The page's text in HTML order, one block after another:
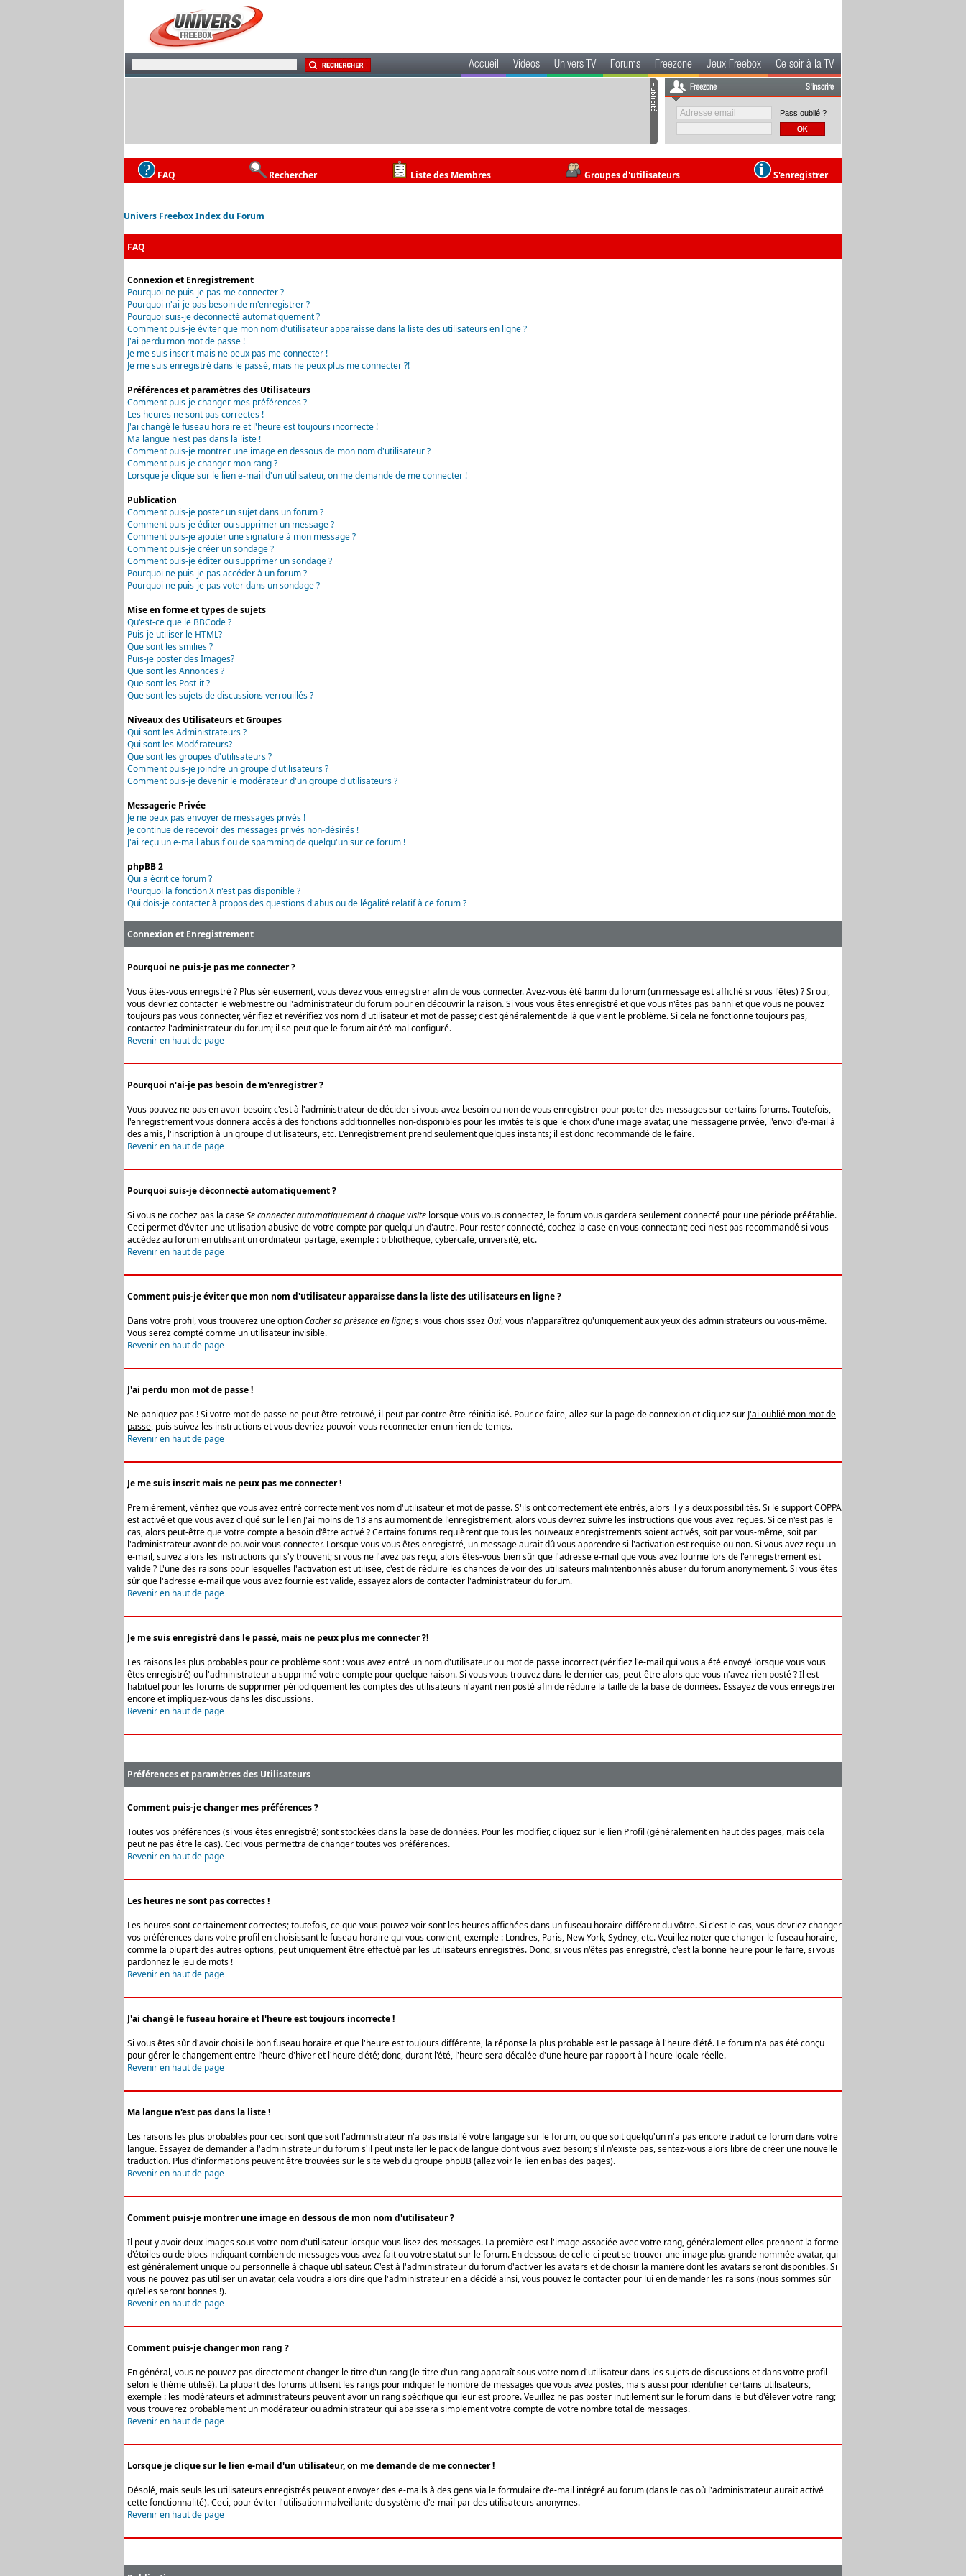
Accueil Videos Univers TV Forums Freezone Jeux Freebox Ce soir à la TV
Freezone S'inscrire
Pass oublié ?
FAQ Rechercher Liste des Membres Groupes d'utilisateurs S'enregistrer
Univers Freebox Index du Forum
FAQ
Connexion et Enregistrement
Pourquoi ne puis-je pas me connecter ?
Pourquoi n'ai-je pas besoin de m'enregistrer ?
Pourquoi suis-je déconnecté automatiquement ?
Comment puis-je éviter que mon nom d'utilisateur apparaisse dans la liste des utilisateurs en ligne ?
J'ai perdu mon mot de passe !
Je me suis inscrit mais ne peux pas me connecter !
Je me suis enregistré dans le passé, mais ne peux plus me connecter ?!
Préférences et paramètres des Utilisateurs
Comment puis-je changer mes préférences ?
Les heures ne sont pas correctes !
J'ai changé le fuseau horaire et l'heure est toujours incorrecte !
Ma langue n'est pas dans la liste !
Comment puis-je montrer une image en dessous de mon nom d'utilisateur ?
Comment puis-je changer mon rang ?
Lorsque je clique sur le lien e-mail d'un utilisateur, on me demande de me connecter !
Publication
Comment puis-je poster un sujet dans un forum ?
Comment puis-je éditer ou supprimer un message ?
Comment puis-je ajouter une signature à mon message ?
Comment puis-je créer un sondage ?
Comment puis-je éditer ou supprimer un sondage ?
Pourquoi ne puis-je pas accéder à un forum ?
Pourquoi ne puis-je pas voter dans un sondage ?
Mise en forme et types de sujets
Qu'est-ce que le BBCode ?
Puis-je utiliser le HTML?
Que sont les smilies ?
Puis-je poster des Images?
Que sont les Annonces ?
Que sont les Post-it ?
Que sont les sujets de discussions verrouillés ?
Niveaux des Utilisateurs et Groupes
Qui sont les Administrateurs ?
Qui sont les Modérateurs?
Que sont les groupes d'utilisateurs ?
Comment puis-je joindre un groupe d'utilisateurs ?
Comment puis-je devenir le modérateur d'un groupe d'utilisateurs ?
Messagerie Privée
Je ne peux pas envoyer de messages privés !
Je continue de recevoir des messages privés non-désirés !
J'ai reçu un e-mail abusif ou de spamming de quelqu'un sur ce forum !
phpBB 2
Qui a écrit ce forum ?
Pourquoi la fonction X n'est pas disponible ?
Qui dois-je contacter à propos des questions d'abus ou de légalité relatif à ce forum ?
Connexion et Enregistrement
Pourquoi ne puis-je pas me connecter ?
Vous êtes-vous enregistré ? Plus sérieusement, vous devez vous enregistrer afin de vous connecter. Avez-vous été banni du forum (un message est affiché si vous l'êtes) ? Si oui,
vous devriez contacter le webmestre ou l'administrateur du forum pour en découvrir la raison. Si vous vous êtes enregistré et que vous n'êtes pas banni et que vous ne pouvez
toujours pas vous connecter, vérifiez et revérifiez vos nom d'utilisateur et mot de passe; c'est généralement de là que vient le problème. Si cela ne fonctionne toujours pas,
contactez l'administrateur du forum; il se peut que le forum ait été mal configuré.
Revenir en haut de page
Pourquoi n'ai-je pas besoin de m'enregistrer ?
Vous pouvez ne pas en avoir besoin; c'est à l'administrateur de décider si vous avez besoin ou non de vous enregistrer pour poster des messages sur certains forums. Toutefois,
l'enregistrement vous donnera accès à des fonctions additionnelles non-disponibles pour les invités tels que le choix d'une image avatar, une messagerie privée, l'envoi d'e-mail à
des amis, l'inscription à un groupe d'utilisateurs, etc. L'enregistrement prend seulement quelques instants; il est donc recommandé de le faire.
Revenir en haut de page
Pourquoi suis-je déconnecté automatiquement ?
Si vous ne cochez pas la caseSe connecter automatiquement à chaque visite lorsque vous vous connectez, le forum vous gardera seulement connecté pour une période préétablie.
Ceci permet d'éviter une utilisation abusive de votre compte par quelqu'un d'autre. Pour rester connecté, cochez la case en vous connectant; ceci n'est pas recommandé si vous
accédez au forum en utilisant un ordinateur partagé, exemple : bibliothèque, cybercafé, université, etc.
Revenir en haut de page
Comment puis-je éviter que mon nom d'utilisateur apparaisse dans la liste des utilisateurs en ligne ?
Dans votre profil, vous trouverez une optionCacher sa présence en ligne; si vous choisissezOui, vous n'apparaîtrez qu'uniquement aux yeux des administrateurs ou vous-même.
Vous serez compté comme un utilisateur invisible.
Revenir en haut de page
J'ai perdu mon mot de passe !
Ne paniquez pas ! Si votre mot de passe ne peut être retrouvé, il peut par contre être réinitialisé. Pour ce faire, allez sur la page de connexion et cliquez sur J'ai oublié mon mot de
passe, puis suivez les instructions et vous devriez pouvoir vous reconnecter en un rien de temps.
Revenir en haut de page
Je me suis inscrit mais ne peux pas me connecter !
Premièrement, vérifiez que vous avez entré correctement vos nom d'utilisateur et mot de passe. S'ils ont correctement été entrés, alors il y a deux possibilités. Si le support COPPA
est activé et que vous avez cliqué sur le lien J'ai moins de 13 ansau moment de l'enregistrement, alors vous devrez suivre les instructions que vous avez reçues. Si ce n'est pas le
cas, alors peut-être que votre compte a besoin d'être activé ? Certains forums requièrent que tous les nouveaux enregistrements soient activés, soit par vous-même, soit par
l'administrateur avant de pouvoir vous connecter. Lorsque vous vous êtes enregistré, un message aurait dû vous apprendre si l'activation est requise ou non. Si vous avez reçu un
e-mail, suivez alors les instructions qui s'y trouvent; si vous ne l'avez pas reçu, alors êtes-vous bien sûr que l'adresse e-mail que vous avez fournie lors de l'enregistrement est
valide ? L'une des raisons pour lesquelles l'activation est utilisée, c'est de réduire les chances de voir des utilisateurs malintentionnés abuser du forum anonymement. Si vous êtes
sûr que l'adresse e-mail que vous avez fournie est valide, essayez alors de contacter l'administrateur du forum.
Revenir en haut de page
Je me suis enregistré dans le passé, mais ne peux plus me connecter ?!
Les raisons les plus probables pour ce problème sont : vous avez entré un nom d'utilisateur ou mot de passe incorrect (vérifiez l'e-mail qui vous a été envoyé lorsque vous vous
êtes enregistré) ou l'administrateur a supprimé votre compte pour quelque raison. Si vous vous trouvez dans le dernier cas, peut-être alors que vous n'avez rien posté ? Il est
habituel pour les forums de supprimer périodiquement les comptes des utilisateurs n'ayant rien posté afin de réduire la taille de la base de données. Essayez de vous enregistrer
encore et impliquez-vous dans les discussions.
Revenir en haut de page
Préférences et paramètres des Utilisateurs
Comment puis-je changer mes préférences ?
Toutes vos préférences (si vous êtes enregistré) sont stockées dans la base de données. Pour les modifier, cliquez sur le lien Profil (généralement en haut des pages, mais cela
peut ne pas être le cas). Ceci vous permettra de changer toutes vos préférences.
Revenir en haut de page
Les heures ne sont pas correctes !
Les heures sont certainement correctes; toutefois, ce que vous pouvez voir sont les heures affichées dans un fuseau horaire différent du vôtre. Si c'est le cas, vous devriez changer
vos préférences dans votre profil en choisissant le fuseau horaire qui vous convient, exemple : Londres, Paris, New York, Sydney, etc. Veuillez noter que changer le fuseau horaire,
comme la plupart des autres options, peut uniquement être effectué par les utilisateurs enregistrés. Donc, si vous n'êtes pas enregistré, c'est la bonne heure pour le faire, si vous
pardonnez le jeu de mots !
Revenir en haut de page
J'ai changé le fuseau horaire et l'heure est toujours incorrecte !
Si vous êtes sûr d'avoir choisi le bon fuseau horaire et que l'heure est toujours différente, la réponse la plus probable est le passage à l'heure d'été. Le forum n'a pas été conçu
pour gérer le changement entre l'heure d'hiver et l'heure d'été; donc, durant l'été, l'heure sera décalée d'une heure par rapport à l'heure locale réelle.
Revenir en haut de page
Ma langue n'est pas dans la liste !
Les raisons les plus probables pour ceci sont que soit l'administrateur n'a pas installé votre langage sur le forum, ou que soit quelqu'un n'a pas encore traduit ce forum dans votre
langue. Essayez de demander à l'administrateur du forum s'il peut installer le pack de langue dont vous avez besoin; s'il n'existe pas, sentez-vous alors libre de créer une nouvelle
traduction. Plus d'informations peuvent être trouvées sur le site web du groupe phpBB (allez voir le lien en bas des pages).
Revenir en haut de page
Comment puis-je montrer une image en dessous de mon nom d'utilisateur ?
Il peut y avoir deux images sous votre nom d'utilisateur lorsque vous lisez des messages. La première est l'image associée avec votre rang, généralement elles prennent la forme
d'étoiles ou de blocs indiquant combien de messages vous avez fait ou votre statut sur le forum. En dessous de celle-ci peut se trouver une image plus grande nommée avatar, qui
est généralement unique ou personnelle à chaque utilisateur. C'est à l'administrateur du forum d'activer les avatars et de choisir la manière dont les avatars seront disponibles. Si
vous ne pouvez pas utiliser un avatar, cela voudra alors dire que l'administrateur en a décidé ainsi, vous pouvez le contacter pour lui en demander les raisons (nous sommes sûr
qu'elles seront bonnes !).
Revenir en haut de page
Comment puis-je changer mon rang ?
En général, vous ne pouvez pas directement changer le titre d'un rang (le titre d'un rang apparaît sous votre nom d'utilisateur dans les sujets de discussions et dans votre profil
selon le thème utilisé). La plupart des forums utilisent les rangs pour indiquer le nombre de messages que vous avez postés, mais aussi pour identifier certains utilisateurs,
exemple : les modérateurs et administrateurs peuvent avoir un rang spécifique qui leur est propre. Veuillez ne pas poster inutilement sur le forum dans le but d'élever votre rang;
vous trouverez probablement un modérateur ou administrateur qui abaissera simplement votre compte de votre nombre total de messages.
Revenir en haut de page
Lorsque je clique sur le lien e-mail d'un utilisateur, on me demande de me connecter !
Désolé, mais seuls les utilisateurs enregistrés peuvent envoyer des e-mails à des gens via le formulaire d'e-mail intégré au forum (dans le cas où l'administrateur aurait activé
cette fonctionnalité). Ceci, pour éviter l'utilisation malveillante du système d'e-mail par des utilisateurs anonymes.
Revenir en haut de page